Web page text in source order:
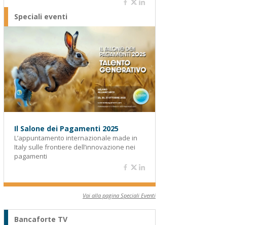
Speciali eventi
Il Salone dei Pagamenti 2025
L’appuntamento internazionale made in
Italy sulle frontiere dell’innovazione nei
pagamenti
Vai alla pagina Speciali Eventi
Bancaforte TV